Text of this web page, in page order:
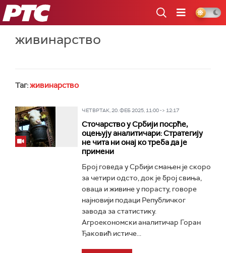
РТС
живинарство
Таг:живинарство
ЧЕТВРТАК, 20. ФЕБ 2025, 11:00 -> 12:17
Сточарство у Србији посрће,
оцењују аналитичари: Стратегију
не чита ни онај ко треба да је
примени
Број говеда у Србији смањен је скоро
за четири одсто, док је број свиња,
оваца и живине у порасту, говоре
најновији подаци Републичког
завода за статистику.
Агроекономски аналитичар Горан
Ђаковић истиче...